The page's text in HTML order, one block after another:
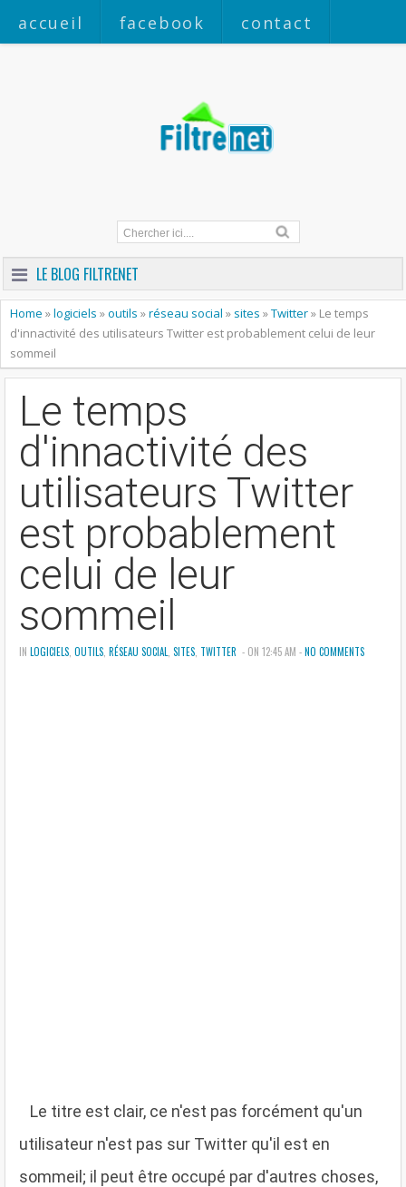
accueil facebook contact
LE BLOG FILTRENET
Home »logiciels »outils »réseau social » sites »Twitter» Le temps
d'innactivité des utilisateurs Twitter est probablement celui de leur
sommeil
Le temps
d'innactivité des
utilisateurs Twitter
est probablement
celui de leur
sommeil
IN LOGICIELS OUTILS RÉSEAU SOCIAL SITES TWITTER - ON 12:45 AM -NO COMMENTS
Le titre est clair, ce n'est pas forcément qu'un
utilisateur n'est pas sur Twitter qu'il est en
sommeil; il peut être occupé par d'autres choses,